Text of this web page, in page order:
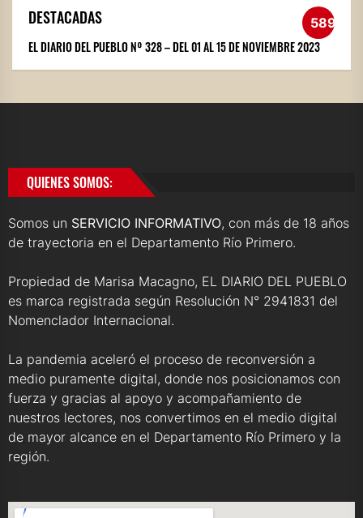
DESTACADAS 589
EL DIARIO DEL PUEBLO Nº 328 – DEL 01 AL 15 DE NOVIEMBRE 2023
QUIENES SOMOS:
Somos un SERVICIO INFORMATIVO, con más de 18 años
de trayectoria en el Departamento Río Primero.
Propiedad de Marisa Macagno, EL DIARIO DEL PUEBLO
es marca registrada según Resolución N° 2941831 del
Nomenclador Internacional.
La pandemia aceleró el proceso de reconversión a
medio puramente digital, donde nos posicionamos con
fuerza y gracias al apoyo y acompañamiento de
nuestros lectores, nos convertimos en el medio digital
de mayor alcance en el Departamento Río Primero y la
región.